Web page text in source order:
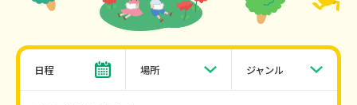
日程 場所 ジャンル